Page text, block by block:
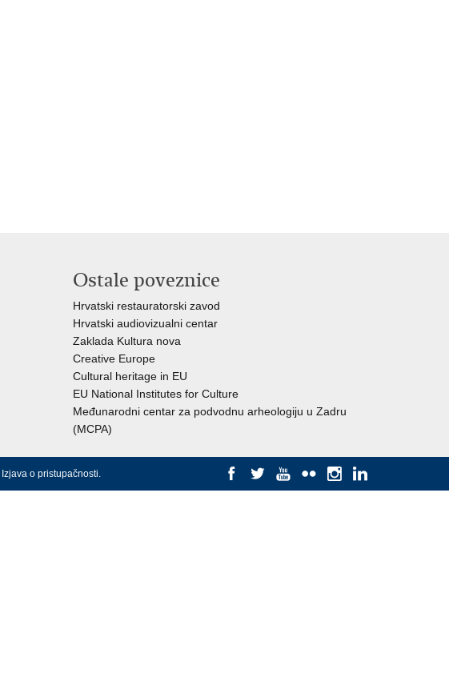
Ostale poveznice
Hrvatski restauratorski zavod
Hrvatski audiovizualni centar
Zaklada Kultura nova
Creative Europe
Cultural heritage in EU
EU National Institutes for Culture
Međunarodni centar za podvodnu arheologiju u Zadru
(MCPA)
Izjava o pristupačnosti.